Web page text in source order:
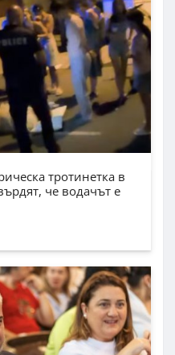
тротинетка в
че водачът е